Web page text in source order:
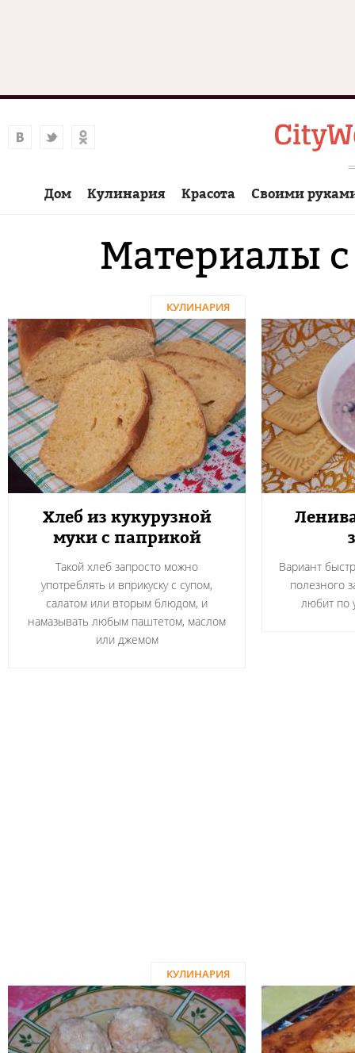
Дом Кулинария Красота Своими
Материалы
КУЛИНАРИЯ
Хлеб из кукурузной
муки с паприкой
Такой хлеб запросто можно
употреблять и вприкуску с супом,
салатом или вторым блюдом, и
намазывать любым паштетом, маслом
или джемом
Вариант
полезного
любит по
КУЛИНАРИЯ
Страницы